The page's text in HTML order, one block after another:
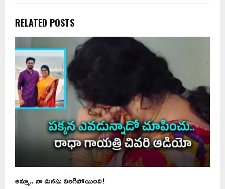
RELATED POSTS
అమ్మా.. నా మనసు విరిగిపోయింది!